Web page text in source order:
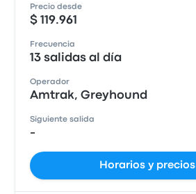
Precio desde
$ 119.961
Frecuencia
13 salidas al día
Operador
Amtrak, Greyhound
Siguiente salida
-
Horarios y precios